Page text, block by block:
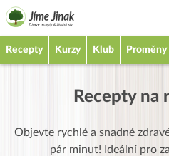
Recepty Kurzy Klub Proměny
Recepty na
Objevte rychlé a snadné
pár minut! Ideální pro